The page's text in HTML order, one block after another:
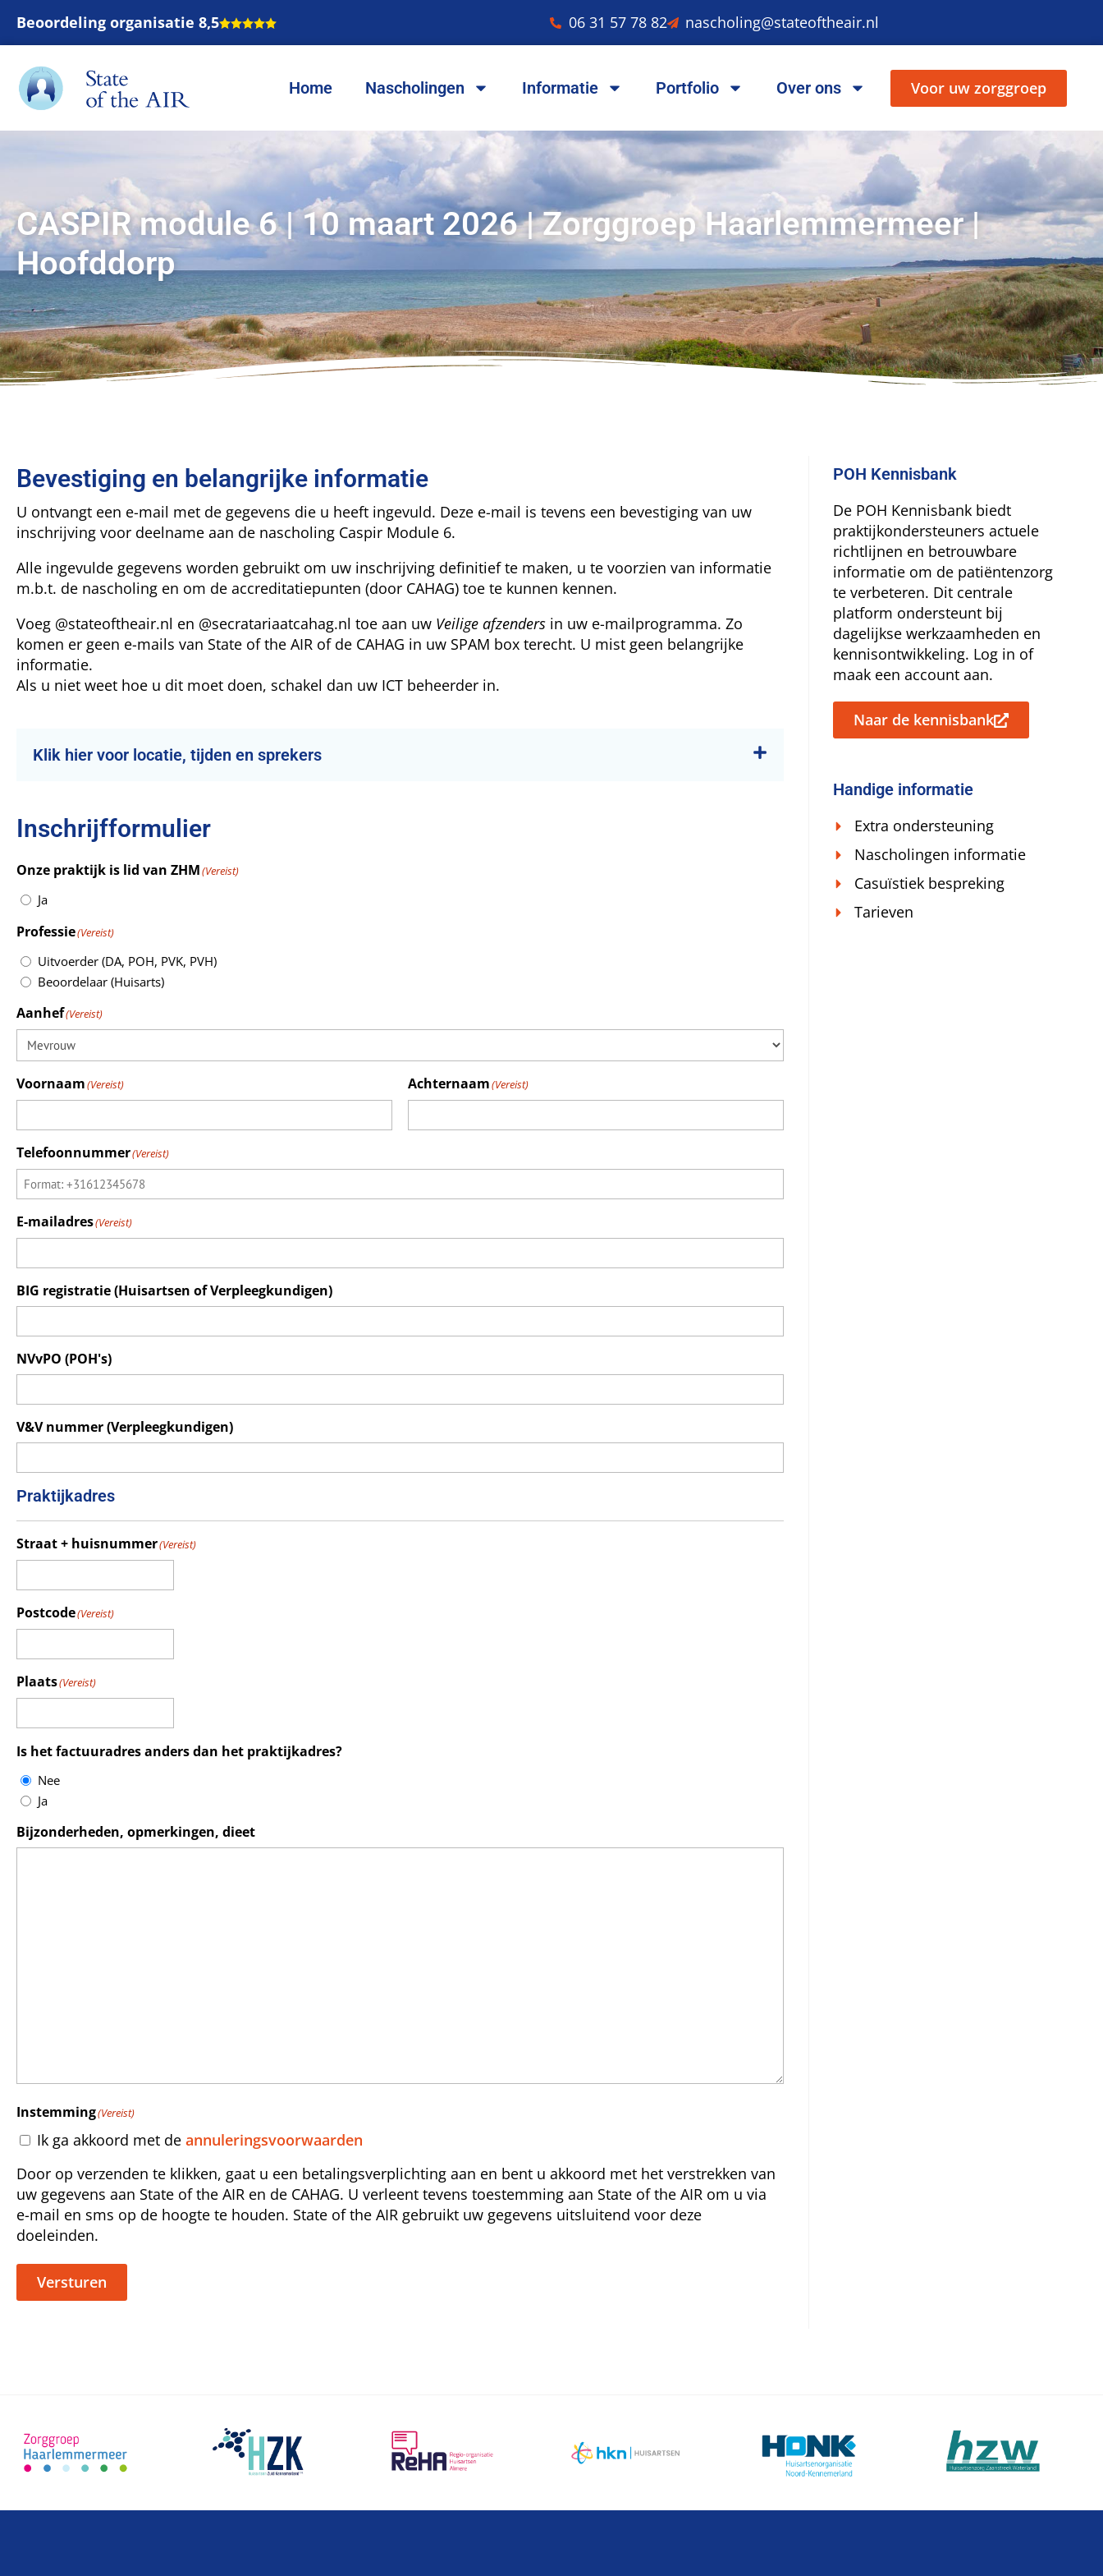
Beoordeling organisatie 8,5 06 31 57 78 82 nascholing@stateoftheair.nl
Home Nascholingen Informatie Portfolio Over ons Voor uw zorggroep
CASPIR module 6 | 10 maart 2026 | Zorggroep Haarlemmermeer |
Hoofddorp
Bevestiging en belangrijke informatie
U ontvangt een e-mail met de gegevens die u heeft ingevuld. Deze e-mail is tevens een bevestiging van uw
inschrijving voor deelname aan de nascholing Caspir Module 6.
Alle ingevulde gegevens worden gebruikt om uw inschrijving definitief te maken, u te voorzien van informatie
m.b.t. de nascholing en om de accreditatiepunten (door CAHAG) toe te kunnen kennen.
Voeg @stateoftheair.nl en @secratariaatcahag.nl toe aan uw Veilige afzenders in uw e-mailprogramma. Zo
komen er geen e-mails van State of the AIR of de CAHAG in uw SPAM box terecht. U mist geen belangrijke
informatie.
Als u niet weet hoe u dit moet doen, schakel dan uw ICT beheerder in.
Klik hier voor locatie, tijden en sprekers
Inschrijfformulier
Onze praktijk is lid van ZHM(Vereist)
Ja
Professie(Vereist)
Uitvoerder (DA, POH, PVK, PVH)
Beoordelaar (Huisarts)
Aanhef(Vereist)
Voornaam(Vereist) Achternaam(Vereist)
Telefoonnummer(Vereist)
E-mailadres(Vereist)
BIG registratie (Huisartsen of Verpleegkundigen)
NVvPO (POH's)
V&V nummer (Verpleegkundigen)
Praktijkadres
Straat + huisnummer(Vereist)
Postcode(Vereist)
Plaats(Vereist)
Is het factuuradres anders dan het praktijkadres?
Nee
Ja
Bijzonderheden, opmerkingen, dieet
Instemming(Vereist)
Ik ga akkoord met de annuleringsvoorwaarden
Door op verzenden te klikken, gaat u een betalingsverplichting aan en bent u akkoord met het verstrekken van
uw gegevens aan State of the AIR en de CAHAG. U verleent tevens toestemming aan State of the AIR om u via
e-mail en sms op de hoogte te houden. State of the AIR gebruikt uw gegevens uitsluitend voor deze
doeleinden.
Versturen
POH Kennisbank
De POH Kennisbank biedt
praktijkondersteuners actuele
richtlijnen en betrouwbare
informatie om de patiëntenzorg
te verbeteren. Dit centrale
platform ondersteunt bij
dagelijkse werkzaamheden en
kennisontwikkeling. Log in of
maak een account aan.
Naar de kennisbank
Handige informatie
Extra ondersteuning
Nascholingen informatie
Casuïstiek bespreking
Tarieven